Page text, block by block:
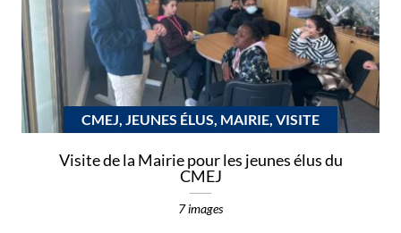
CMEJ, JEUNES ÉLUS, MAIRIE, VISITE
Visite de la Mairie pour les jeunes élus du
CMEJ
7 images